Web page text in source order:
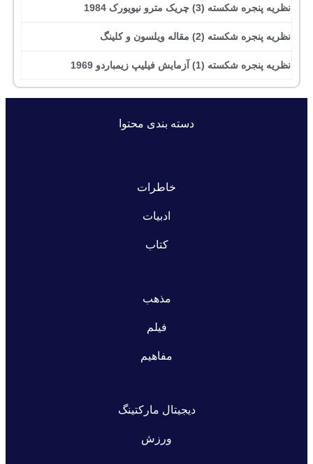
نظریه پنجره شکسته (3) چریک مترو نیویورک 1984
نظریه پنجره شکسته (2) مقاله ویلسون و کلینگ
نظریه پنجره شکسته (1) آزمایش فیلیپ زیمباردو 1969
دسته بندی محتوا
خاطرات
ادبیات
کتاب
مذهب
فیلم
مفاهیم
دیجیتال مارکتینگ
ورزش